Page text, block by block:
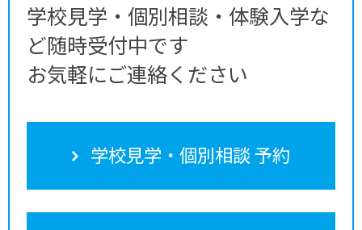
学校見学・個別相談・体験入学な
ど随時受付中です
お気軽にご連絡ください
学校見学・個別相談 予約